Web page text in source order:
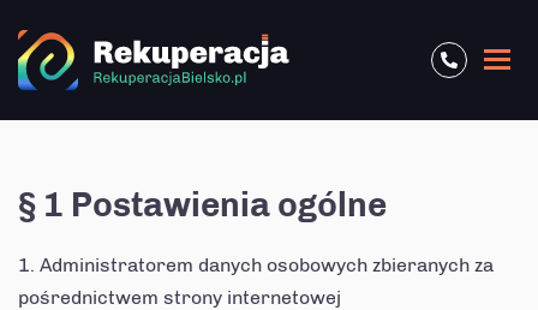
§ 1 Postawienia ogólne
Administratorem danych osobowych zbieranych za
pośrednictwem strony internetowej